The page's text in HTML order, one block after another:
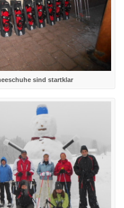
sind startklar